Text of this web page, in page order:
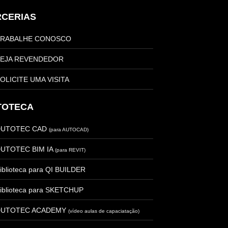
CONOSCO
REVENDEDOR
UMA VISITA
CAD (para AUTOCAD)
BIM IA(para REVIT)
para QI BUILDER
para SKETCHUP
ACADEMY (vídeo aulas de capaciatação)